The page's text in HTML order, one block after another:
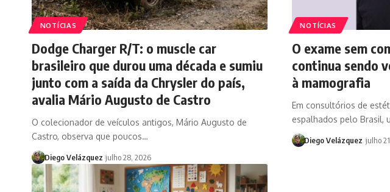
NOTÍCIAS
Dodge Charger R/T: o muscle car
brasileiro que durou uma década e sumiu
junto com a saída da Chrysler do país,
avalia Mário Augusto de Castro
O colecionador de veículos antigos, Mário Augusto de
Castro, observa que poucos…
Diego Velázquez julho 28, 2026
NOTÍCIAS
O exame sem
continua sendo
à mamografia
Em consultórios de
espalhados pelo Brasil,
Diego Velázquez julho